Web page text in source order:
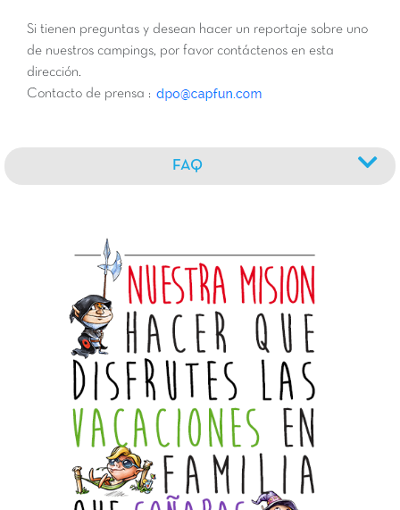
Si tienen preguntas y desean hacer un reportaje sobre uno
de nuestros campings, por favor contáctenos en esta
dirección.
Contacto de prensa :
FAQ